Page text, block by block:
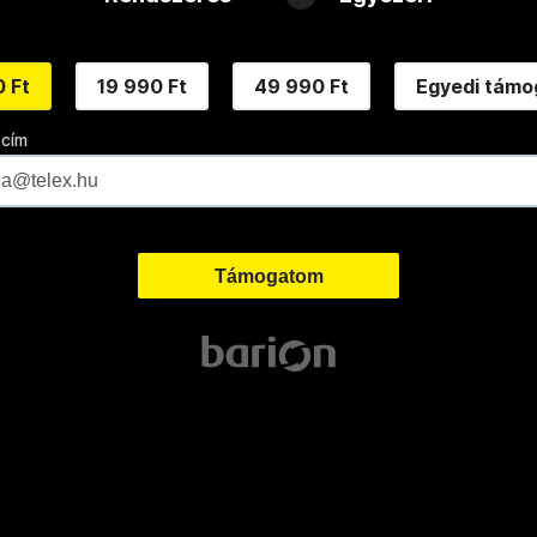
Ft 19 990 Ft 49 990 Ft Egyedi